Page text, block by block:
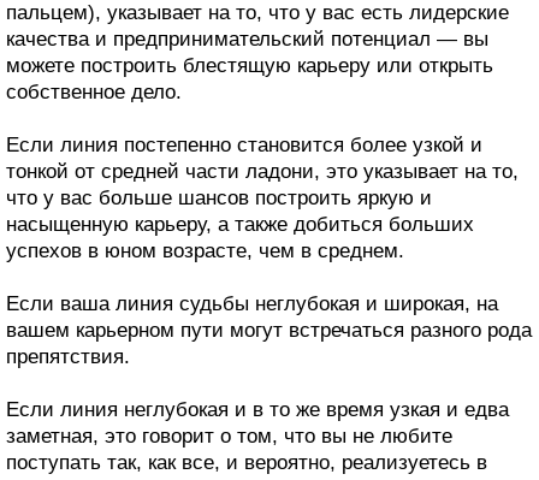
пальцем), указывает на то, что у вас есть лидерские
качества и предпринимательский потенциал — вы
можете построить блестящую карьеру или открыть
собственное дело.
Если линия постепенно становится более узкой и
тонкой от средней части ладони, это указывает на то,
что у вас больше шансов построить яркую и
насыщенную карьеру, а также добиться больших
успехов в юном возрасте, чем в среднем.
Если ваша линия судьбы неглубокая и широкая, на
вашем карьерном пути могут встречаться разного рода
препятствия.
Если линия неглубокая и в то же время узкая и едва
заметная, это говорит о том, что вы не любите
поступать так, как все, и вероятно, реализуетесь в